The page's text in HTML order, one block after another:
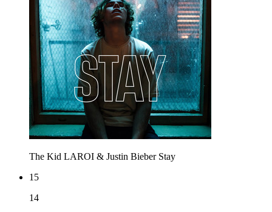
The Kid LAROI & Justin Bieber Stay
15
14